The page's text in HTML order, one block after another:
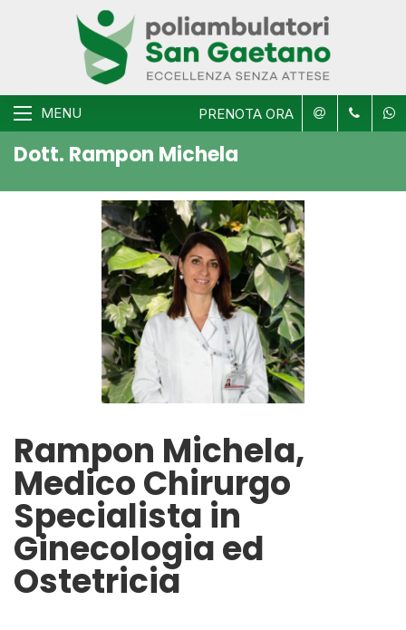
Dott. Rampon Michela
Rampon Michela,
Medico Chirurgo
Specialista in
Ginecologia ed
Ostetricia
MENU PRENOTA ORA